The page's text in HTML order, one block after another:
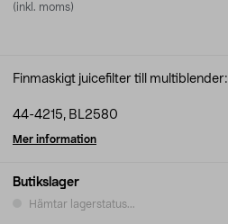
(inkl. moms)
Butikslager
Hämtar lagerstatus...
Finmaskigt juicefilter till multiblender:
44-4215, BL2580
Mer information